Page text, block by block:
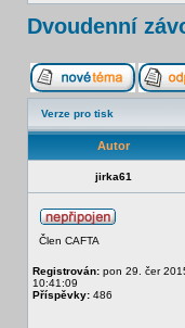
Dvoudenní
Verze pro tisk
Autor
jirka61
Člen CAFTA
Registrován: pon 29. čer
10:41:09
Příspěvky: 486